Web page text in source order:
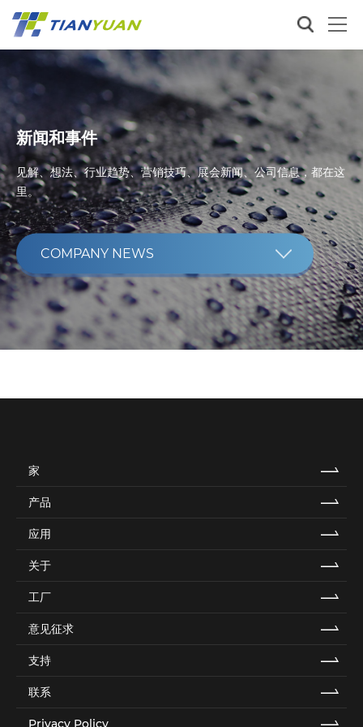
新闻和事件
见解、想法、行业趋势、营销技巧、展会新闻、公司信息，都在这
里。
COMPANY NEWS
家
产品
应用
关于
工厂
意见征求
支持
联系
Privacy Policy